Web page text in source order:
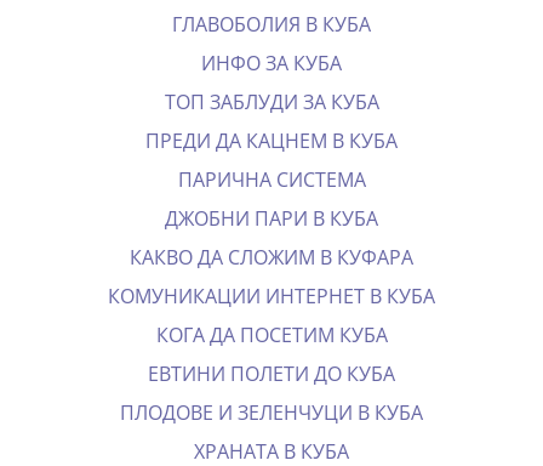
ГЛАВОБОЛИЯ В КУБА
ИНФО ЗА КУБА
ТОП ЗАБЛУДИ ЗА КУБА
ПРЕДИ ДА КАЦНЕМ В КУБА
ПАРИЧНА СИСТЕМА
ДЖОБНИ ПАРИ В КУБА
КАКВО ДА СЛОЖИМ В КУФАРА
КОМУНИКАЦИИ ИНТЕРНЕТ В КУБА
КОГА ДА ПОСЕТИМ КУБА
EВТИНИ ПОЛЕТИ ДО КУБА
ПЛОДОВЕ И ЗЕЛЕНЧУЦИ В КУБА
ХРАНАТА В КУБА